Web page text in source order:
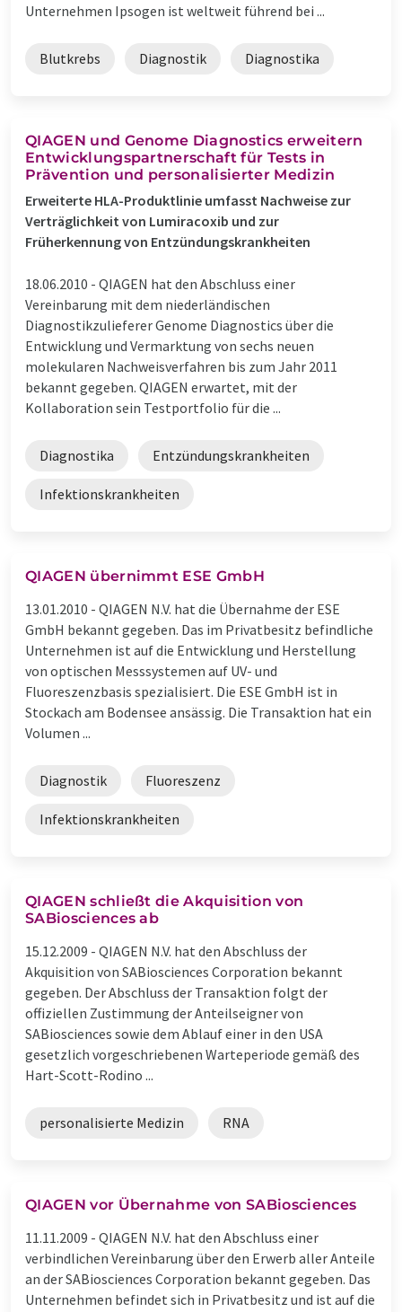
Unternehmen Ipsogen ist weltweit führend bei ...
Blutkrebs Diagnostik Diagnostika
QIAGEN und Genome Diagnostics erweitern
Entwicklungspartnerschaft für Tests in
Prävention und personalisierter Medizin
Erweiterte HLA-Produktlinie umfasst Nachweise zur
Verträglichkeit von Lumiracoxib und zur
Früherkennung von Entzündungskrankheiten
18.06.2010 - QIAGEN hat den Abschluss einer
Vereinbarung mit dem niederländischen
Diagnostikzulieferer Genome Diagnostics über die
Entwicklung und Vermarktung von sechs neuen
molekularen Nachweisverfahren bis zum Jahr 2011
bekannt gegeben. QIAGEN erwartet, mit der
Kollaboration sein Testportfolio für die ...
Diagnostika Entzündungskrankheiten
Infektionskrankheiten
QIAGEN übernimmt ESE GmbH
13.01.2010 - QIAGEN N.V. hat die Übernahme der ESE
GmbH bekannt gegeben. Das im Privatbesitz befindliche
Unternehmen ist auf die Entwicklung und Herstellung
von optischen Messsystemen auf UV- und
Fluoreszenzbasis spezialisiert. Die ESE GmbH ist in
Stockach am Bodensee ansässig. Die Transaktion hat ein
Volumen ...
Diagnostik Fluoreszenz
Infektionskrankheiten
QIAGEN schließt die Akquisition von
SABiosciences ab
15.12.2009 - QIAGEN N.V. hat den Abschluss der
Akquisition von SABiosciences Corporation bekannt
gegeben. Der Abschluss der Transaktion folgt der
offiziellen Zustimmung der Anteilseigner von
SABiosciences sowie dem Ablauf einer in den USA
gesetzlich vorgeschriebenen Warteperiode gemäß des
Hart-Scott-Rodino ...
personalisierte Medizin RNA
QIAGEN vor Übernahme von SABiosciences
11.11.2009 - QIAGEN N.V. hat den Abschluss einer
verbindlichen Vereinbarung über den Erwerb aller Anteile
an der SABiosciences Corporation bekannt gegeben. Das
Unternehmen befindet sich in Privatbesitz und ist auf die